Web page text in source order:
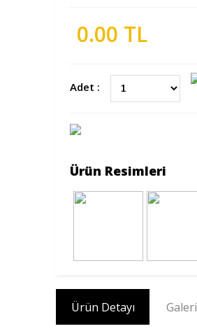
0.00 TL
Adet :
Ürün Resimleri
Ürün Detayı Galeri